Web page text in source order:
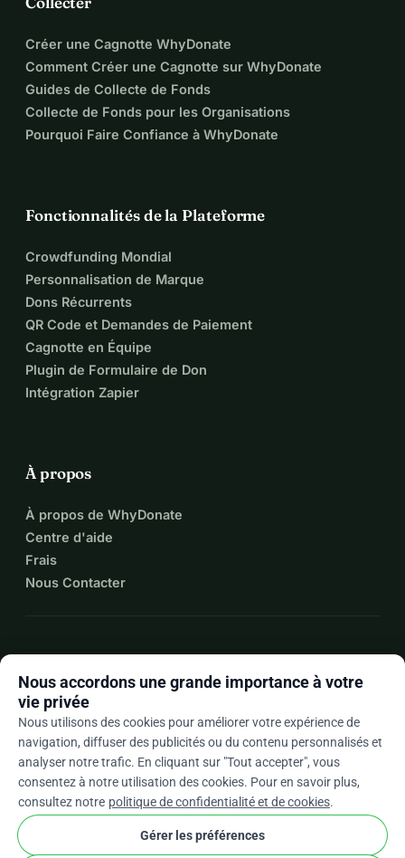
Créer une Cagnotte WhyDonate
Comment Créer une Cagnotte sur WhyDonate
Guides de Collecte de Fonds
Collecte de Fonds pour les Organisations
Pourquoi Faire Confiance à WhyDonate
Fonctionnalités de la Plateforme
Crowdfunding Mondial
Personnalisation de Marque
Dons Récurrents
QR Code et Demandes de Paiement
Cagnotte en Équipe
Plugin de Formulaire de Don
Intégration Zapier
À propos
À propos de WhyDonate
Centre d'aide
Frais
Nous Contacter
Fr arrow_drop_down
★★★★★4,9 / 5 sur la base de 500+ avis
Nous accordons une grande importance à votre
vie privée
Nous utilisons des cookies pour améliorer votre expérience de
navigation, diffuser des publicités ou du contenu personnalisés et
analyser notre trafic. En cliquant sur "Tout accepter", vous
consentez à notre utilisation des cookies. Pour en savoir plus,
consultez notre politique de confidentialité et de cookies.
Gérer les préférences